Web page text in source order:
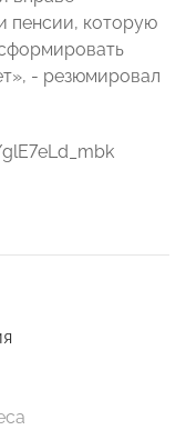
пенсии, которую
- резюмировал